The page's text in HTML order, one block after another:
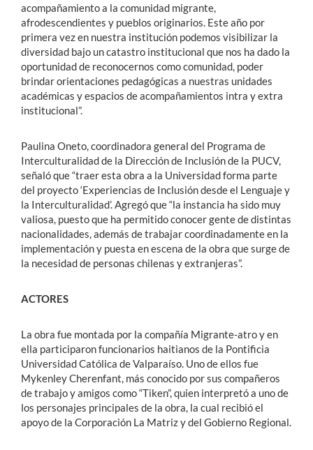
acompañamiento a la comunidad migrante,
afrodescendientes y pueblos originarios. Este año por
primera vez en nuestra institución podemos visibilizar la
diversidad bajo un catastro institucional que nos ha dado la
oportunidad de reconocernos como comunidad, poder
brindar orientaciones pedagógicas a nuestras unidades
académicas y espacios de acompañamientos intra y extra
institucional”.
Paulina Oneto, coordinadora general del Programa de
Interculturalidad de la Dirección de Inclusión de la PUCV,
señaló que “traer esta obra a la Universidad forma parte
del proyecto ‘Experiencias de Inclusión desde el Lenguaje y
la Interculturalidad’. Agregó que “la instancia ha sido muy
valiosa, puesto que ha permitido conocer gente de distintas
nacionalidades, además de trabajar coordinadamente en la
implementación y puesta en escena de la obra que surge de
la necesidad de personas chilenas y extranjeras”.
ACTORES
La obra fue montada por la compañía Migrante-atro y en
ella participaron funcionarios haitianos de la Pontificia
Universidad Católica de Valparaíso. Uno de ellos fue
Mykenley Cherenfant, más conocido por sus compañeros
de trabajo y amigos como “Tiken”, quien interpretó a uno de
los personajes principales de la obra, la cual recibió el
apoyo de la Corporación La Matriz y del Gobierno Regional.